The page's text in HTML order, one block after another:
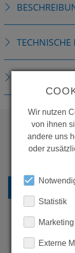
TECHNISCHE
Wir nutzen
von ihnen
andere uns
oder
Statistik
Marketing
Externe